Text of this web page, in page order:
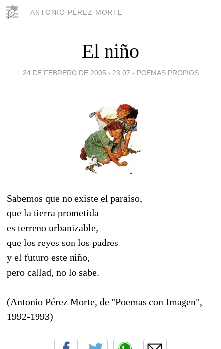
ANTONIO PÉREZ MORTE
El niño
24 DE FEBRERO DE 2005 - 23:07 - POEMAS PROPIOS
Sabemos que no existe el paraiso,
que la tierra prometida
es terreno urbanizable,
que los reyes son los padres
y el futuro este niño,
pero callad, no lo sabe.
(Antonio Pérez Morte, de "Poemas con Imagen",
1992-1993)